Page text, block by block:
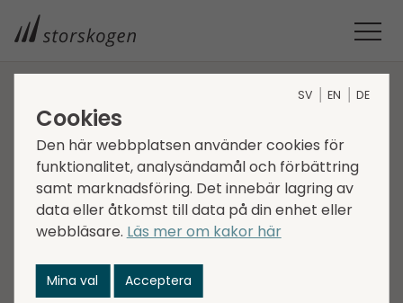
STORSKOGEN
STORSKOGEN UK FÖRVÄRVAR J&D PIERCE (CONTRACTS)
LTD
Storskogen UK
förvärvar J&D Pierce
(Contracts) Ltd
SV EN DE
Cookies
Den här webbplatsen använder cookies för
funktionalitet, analysändamål och förbättring
samt marknadsföring. Det innebär lagring av
data eller åtkomst till data på din enhet eller
webbläsare. Läs mer om kakor här
Mina val Acceptera